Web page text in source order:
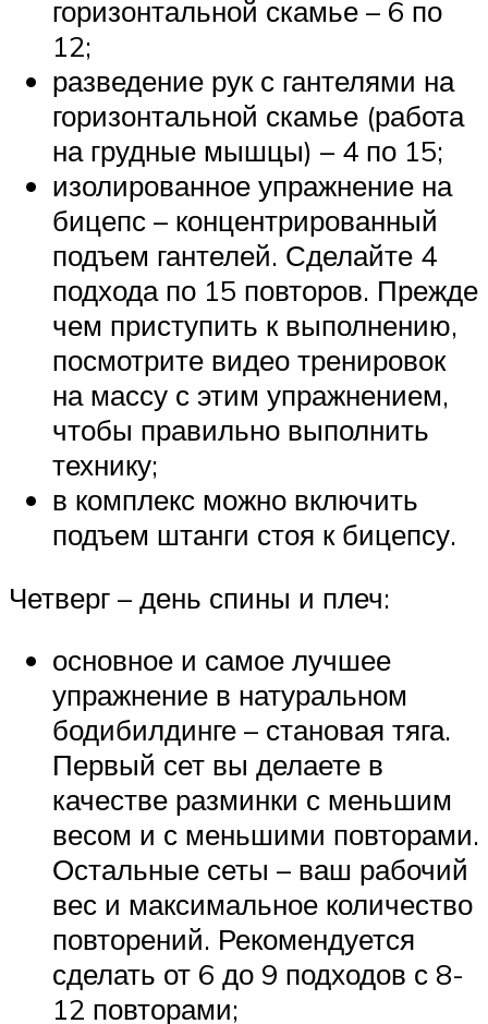
горизонтальной скамье – 6 по
12;
разведение рук с гантелями на
горизонтальной скамье (работа
на грудные мышцы) – 4 по 15;
изолированное упражнение на
бицепс – концентрированный
подъем гантелей. Сделайте 4
подхода по 15 повторов. Прежде
чем приступить к выполнению,
посмотрите видео тренировок
на массу с этим упражнением,
чтобы правильно выполнить
технику;
в комплекс можно включить
подъем штанги стоя к бицепсу.
Четверг – день спины и плеч:
основное и самое лучшее
упражнение в натуральном
бодибилдинге – становая тяга.
Первый сет вы делаете в
качестве разминки с меньшим
весом и с меньшими повторами.
Остальные сеты – ваш рабочий
вес и максимальное количество
повторений. Рекомендуется
сделать от 6 до 9 подходов с 8-
12 повторами;